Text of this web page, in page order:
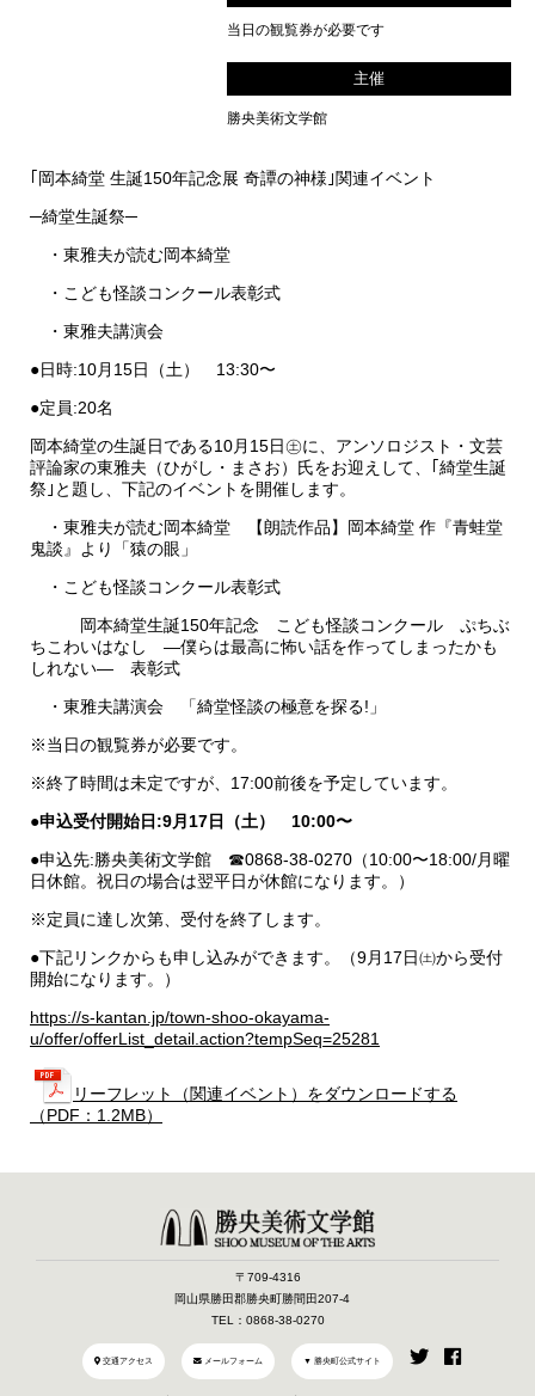
当日の観覧券が必要です
主催
勝央美術文学館
｢岡本綺堂 生誕150年記念展 奇譚の神様｣関連イベント
─綺堂生誕祭─
・東雅夫が読む岡本綺堂
・こども怪談コンクール表彰式
・東雅夫講演会
●日時:10月15日（土） 13:30〜
●定員:20名
岡本綺堂の生誕日である10月15日㊏に、アンソロジスト・文芸
評論家の東雅夫（ひがし・まさお）氏をお迎えして、｢綺堂生誕
祭｣と題し、下記のイベントを開催します。
・東雅夫が読む岡本綺堂 【朗読作品】岡本綺堂 作『青蛙堂
鬼談』より「猿の眼」
・こども怪談コンクール表彰式
岡本綺堂生誕150年記念 こども怪談コンクール ぷちぶ
ちこわいはなし —僕らは最高に怖い話を作ってしまったかも
しれない— 表彰式
・東雅夫講演会 「綺堂怪談の極意を探る!」
※当日の観覧券が必要です。
※終了時間は未定ですが、17:00前後を予定しています。
●申込受付開始日:9月17日（土） 10:00〜
●申込先:勝央美術文学館 ☎0868-38-0270（10:00〜18:00/月曜
日休館。祝日の場合は翌平日が休館になります。）
※定員に達し次第、受付を終了します。
●下記リンクからも申し込みができます。（9月17日㈯から受付
開始になります。）
https://s-kantan.jp/town-shoo-okayama-
u/offer/offerList_detail.action?tempSeq=25281
リーフレット（関連イベント）をダウンロードする
（PDF：1.2MB）
〒709-4316
岡山県勝田郡勝央町勝間田207-4
TEL：0868-38-0270
交通アクセス メールフォーム ▼ 勝央町公式サイト